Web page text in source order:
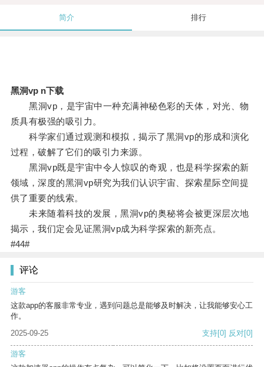
简介 排行
黑洞vp n下载
黑洞vp，是宇宙中一种充满神秘色彩的天体，对光、物
质具有极强的吸引力。
科学家们通过观测和模拟，揭示了黑洞vp的形成和演化
过程，破解了它们的吸引力来源。
黑洞vp既是宇宙中令人惊叹的奇观，也是科学探索的新
领域，深度的黑洞vp研究为我们认识宇宙、探索星际空间提
供了重要的线索。
未来随着科技的发展，黑洞vp的奥秘将会被更深层次地
揭示，我们定会见证黑洞vp成为科学探索的新亮点。
#44#
评论
游客
这款app的客服非常专业，遇到问题总是能够及时解决，让我能够安心工
作。
2025-09-25
支持[0] 反对[0]
游客